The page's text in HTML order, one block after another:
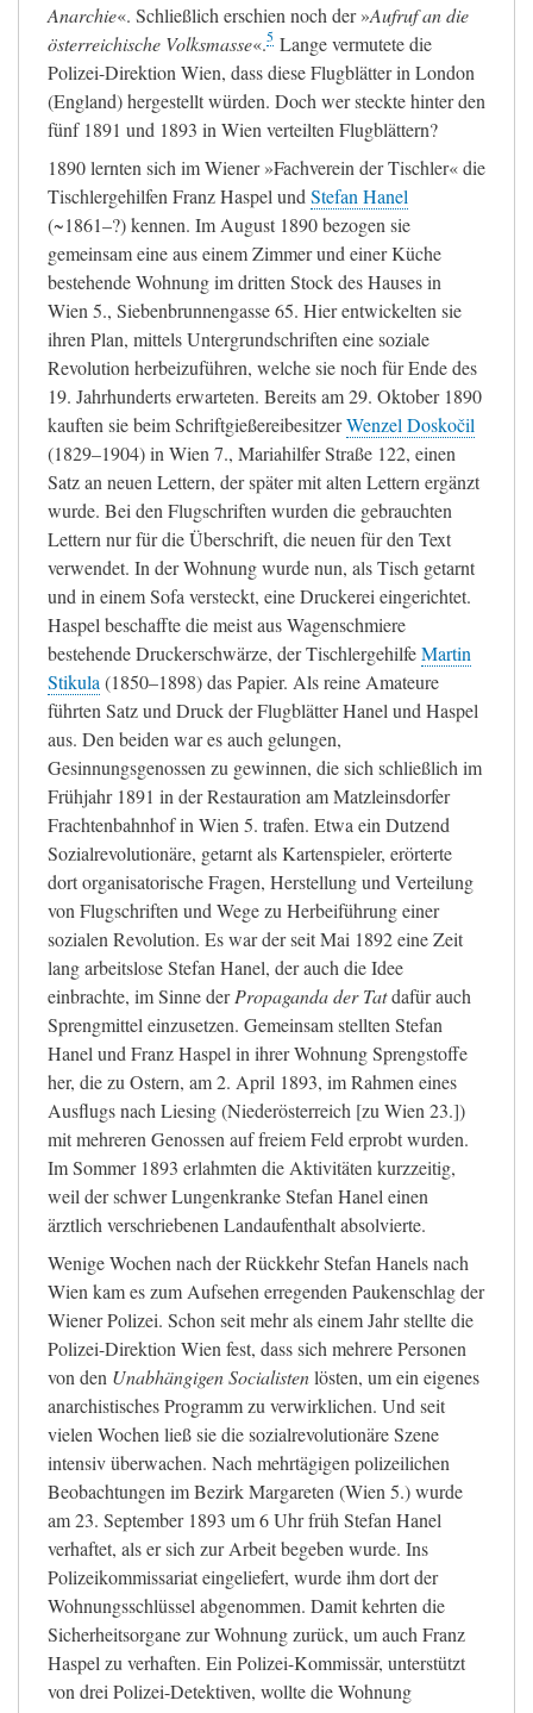
Anarchie«. Schließlich erschien noch der »Aufruf an die
österreichische Volksmasse«.5 Lange vermutete die
Polizei-Direktion Wien, dass diese Flugblätter in London
(England) hergestellt würden. Doch wer steckte hinter den
fünf 1891 und 1893 in Wien verteilten Flugblättern?
1890 lernten sich im Wiener»Fachverein der Tischler« die
Tischlergehilfen Franz Haspel und Stefan Hanel
(~1861–?) kennen. Im August 1890 bezogen sie
gemeinsam eine aus einem Zimmer und einer Küche
bestehende Wohnung im dritten Stock des Hauses in
Wien 5., Siebenbrunnengasse 65. Hier entwickelten sie
ihren Plan, mittels Untergrundschriften eine soziale
Revolution herbeizuführen, welche sie noch für Ende des
19. Jahrhunderts erwarteten. Bereits am 29. Oktober 1890
kauften sie beim SchriftgießereibesitzerWenzel Doskočil
(1829–1904) in Wien 7., Mariahilfer Straße 122, einen
Satz an neuen Lettern, der später mit alten Lettern ergänzt
wurde. Bei den Flugschriften wurden die gebrauchten
Lettern nur für die Überschrift, die neuen für den Text
verwendet. In der Wohnung wurde nun, als Tisch getarnt
und in einem Sofa versteckt, eine Druckerei eingerichtet.
Haspel beschaffte die meist aus Wagenschmiere
bestehende Druckerschwärze, der TischlergehilfeMartin
Stikula (1850–1898) das Papier. Als reine Amateure
führten Satz und Druck der Flugblätter Hanel und Haspel
aus. Den beiden war es auch gelungen,
Gesinnungsgenossen zu gewinnen, die sich schließlich im
Frühjahr 1891 in der Restauration am Matzleinsdorfer
Frachtenbahnhof in Wien 5. trafen. Etwa ein Dutzend
Sozialrevolutionäre, getarnt als Kartenspieler, erörterte
dort organisatorische Fragen, Herstellung und Verteilung
von Flugschriften und Wege zu Herbeiführung einer
sozialen Revolution. Es war der seit Mai 1892 eine Zeit
lang arbeitslose Stefan Hanel, der auch die Idee
einbrachte, im Sinne derPropaganda der Tatdafür auch
Sprengmittel einzusetzen. Gemeinsam stellten Stefan
Hanel und Franz Haspel in ihrer Wohnung Sprengstoffe
her, die zu Ostern, am 2. April 1893, im Rahmen eines
Ausflugs nach Liesing (Niederösterreich [zu Wien 23.])
mit mehreren Genossen auf freiem Feld erprobt wurden.
Im Sommer 1893 erlahmten die Aktivitäten kurzzeitig,
weil der schwer Lungenkranke Stefan Hanel einen
ärztlich verschriebenen Landaufenthalt absolvierte.
Wenige Wochen nach der Rückkehr Stefan Hanels nach
Wien kam es zum Aufsehen erregenden Paukenschlag der
Wiener Polizei. Schon seit mehr als einem Jahr stellte die
Polizei-Direktion Wien fest, dass sich mehrere Personen
von den Unabhängigen Socialistenlösten, um ein eigenes
anarchistisches Programm zu verwirklichen. Und seit
vielen Wochen ließ sie die sozialrevolutionäre Szene
intensiv überwachen. Nach mehrtägigen polizeilichen
Beobachtungen im Bezirk Margareten (Wien 5.) wurde
am 23. September 1893 um 6 Uhr früh Stefan Hanel
verhaftet, als er sich zur Arbeit begeben wurde. Ins
Polizeikommissariat eingeliefert, wurde ihm dort der
Wohnungsschlüssel abgenommen. Damit kehrten die
Sicherheitsorgane zur Wohnung zurück, um auch Franz
Haspel zu verhaften. Ein Polizei-Kommissär, unterstützt
von drei Polizei-Detektiven, wollte die Wohnung